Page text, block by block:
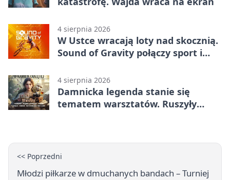
4 sierpnia 2026
W Ustce wracają loty nad skocznią.
Sound of Gravity połączy sport i
4 sierpnia 2026
Damnicka legenda stanie się
tematem warsztatów. Ruszyły
<< Poprzedni
Młodzi piłkarze w dmuchanych bandach – Turniej